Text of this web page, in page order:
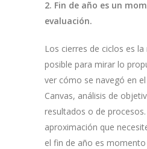
2. Fin de año es un
evaluación.
Los cierres de ciclos es
posible para mirar lo
ver cómo se navegó en
Canvas, análisis de
resultados o de procesos.
aproximación que
el fin de año es